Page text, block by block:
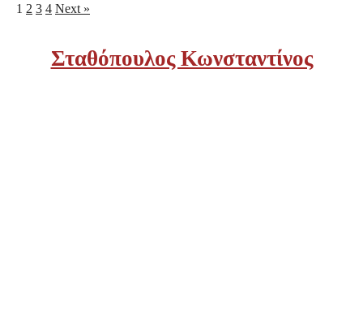
1 2 3 4 Next »
Σταθόπουλος Κωνσταντίνος